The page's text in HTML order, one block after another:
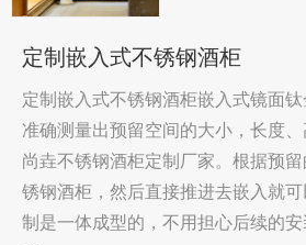
定制嵌入式不锈钢酒柜
定制嵌入式不锈钢酒柜嵌入式镜面
准确测量出预留空间的大小，长度
尚垚不锈钢酒柜定制厂家。根据预
锈钢酒柜，然后直接推进去嵌入就
制是一体成型的，不用担心后续的